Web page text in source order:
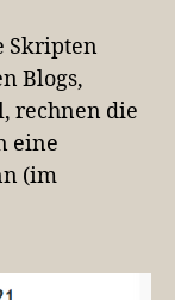
Skripten
Blogs,
rechnen die
eine
(im